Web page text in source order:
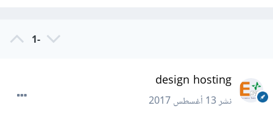
-1
design hosting
نشر13 أغسطس 2017